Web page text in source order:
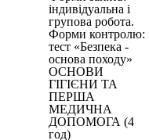
індивідуальна і
групова робота.
Форми контролю:
тест «Безпека -
основа походу»
ОСНОВИ
ГІГІЄНИ ТА
ПЕРША
МЕДИЧНА
ДОПОМОГА (4
год)